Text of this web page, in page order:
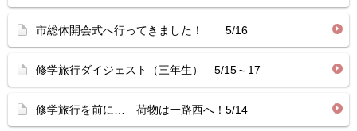
市総体開会式へ行ってきました！ 5/16
修学旅行ダイジェスト（三年生） 5/15～17
修学旅行を前に… 荷物は一路西へ！5/14